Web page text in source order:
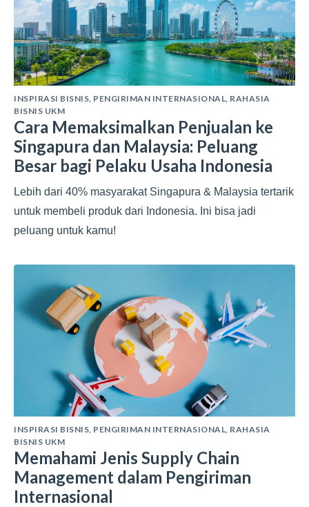
INSPIRASI BISNIS, PENGIRIMAN INTERNASIONAL, RAHASIA
BISNIS UKM
Cara Memaksimalkan Penjualan ke
Singapura dan Malaysia: Peluang
Besar bagi Pelaku Usaha Indonesia
Lebih dari 40% masyarakat Singapura & Malaysia tertarik
untuk membeli produk dari Indonesia. Ini bisa jadi
peluang untuk kamu!
INSPIRASI BISNIS, PENGIRIMAN INTERNASIONAL, RAHASIA
BISNIS UKM
Memahami Jenis Supply Chain
Management dalam Pengiriman
Internasional